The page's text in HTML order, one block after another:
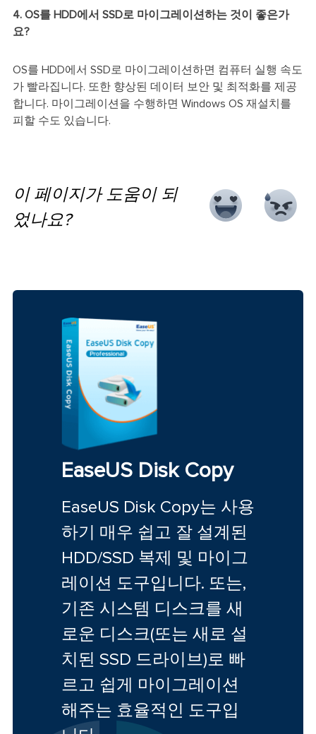
4. OS를 HDD에서 SSD로 마이그레이션하는 것이 좋은가
요?
OS를 HDD에서 SSD로 마이그레이션하면 컴퓨터 실행 속도
가 빨라집니다. 또한 향상된 데이터 보안 및 최적화를 제공
합니다. 마이그레이션을 수행하면 Windows OS 재설치를
피할 수도 있습니다.
이 페이지가 도움이 되
었나요?
EaseUS Disk Copy
EaseUS Disk Copy는 사용
하기 매우 쉽고 잘 설계된
HDD/SSD 복제 및 마이그
레이션 도구입니다. 또는,
기존 시스템 디스크를 새
로운 디스크(또는 새로 설
치된 SSD 드라이브)로 빠
르고 쉽게 마이그레이션
해주는 효율적인 도구입